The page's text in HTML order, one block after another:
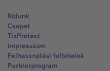
Rólunk
Csapat
TixProtect
Impresszum
Felhasználási feltételek
Partnerprogram